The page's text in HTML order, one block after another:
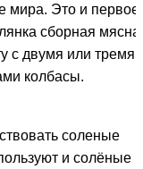
мира. Это и первое
сборная
с двумя или тремя
колбасы.
соленые
и солёные